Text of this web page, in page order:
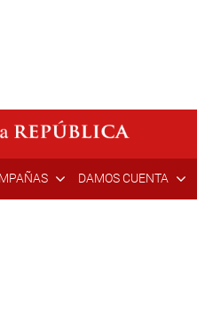
DAMOS CUENTA